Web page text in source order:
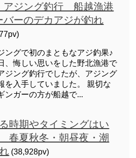
ジング釣行 船越漁港
バーのデカアジが釣れ
ングで初のまともなアジ釣果♪
、悔しい思いをした野北漁港で
ジング釣行でしたが、アジング
を入手していました。 親切な
ンガーの方が船越で...
時期やタイミングはい
春夏秋冬・朝昼夜・潮
(38,928pv)